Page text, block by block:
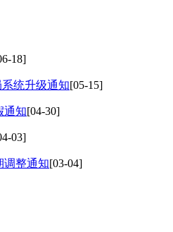
18]
统升级通知[05-15]
通知[04-30]
03]
调整通知[03-04]